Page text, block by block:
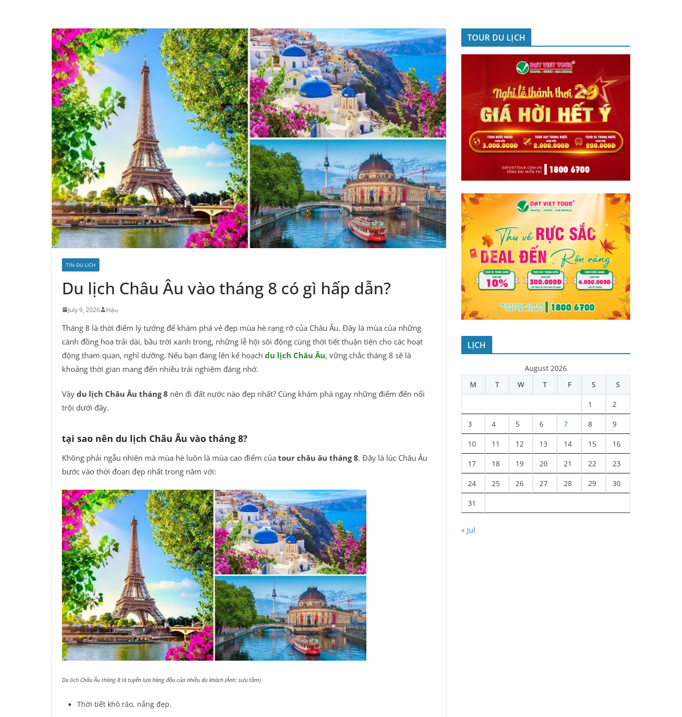
TIN DU LỊCH
Du lịch Châu Âu vào tháng 8 có gì hấp dẫn?
July 9, 2026 Hậu
Tháng 8 là thời điểm lý tưởng để khám phá vẻ đẹp mùa hè rạng rỡ của Châu Âu. Đây là mùa của những
cánh đồng hoa trải dài, bầu trời xanh trong, những lễ hội sôi động cùng thời tiết thuận tiện cho các hoạt
động tham quan, nghỉ dưỡng. Nếu bạn đang lên kế hoạch du lịch Châu Âu, vững chắc tháng 8 sẽ là
khoảng thời gian mang đến nhiều trải nghiệm đáng nhớ.
Vậy du lịch Châu Âu tháng 8 nên đi đất nước nào đẹp nhất? Cùng khám phá ngay những điểm đến nổi
trội dưới đây.
tại sao nên du lịch Châu Âu vào tháng 8?
Không phải ngẫu nhiên mà mùa hè luôn là mùa cao điểm của tour châu âu tháng 8. Đây là lúc Châu Âu
bước vào thời đoạn đẹp nhất trong năm với:
Du lịch Châu Âu tháng 8 là tuyển lựa hàng đầu của nhiều du khách (Ảnh: sưu tầm)
Thời tiết khô ráo, nắng đẹp.
TOUR DU LỊCH
LỊCH
August 2026
M
T W T F S S
1 2
3 4 5 6 7 8 9
10 11 12 13 14 15 16
17 18 19 20 21 22 23
24 25 26 27 28 29 30
31
« Jul